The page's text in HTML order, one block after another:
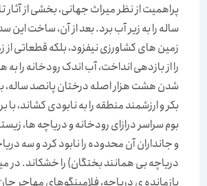
پراهمیت از نظر میراث جهانی، بخشی از آثار
ساله را به زیر آب برد. بعد از آن، ساخت این سد
زمین های کشاورزی نیفزود، بلکه قطعاتی از
را از بازدهی انداخت، آب اندک رودخانه را به
شدن هشت هزار اصله درختان پانصد ساله،
بکر و ارزشمند منطقه را به نابودی کشاند، با
بوم سراسر درازای رودخانه و دریاچه ها،
و جانداران آن محدوده را نابود کرد و سه
دریاچه بی همانند بختگان) را خشکاند. در
بازمانده ی دریاچه، فلامینگوهای مهاجر جان